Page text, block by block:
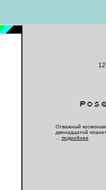
Отважный
двенадцатой
подробнее